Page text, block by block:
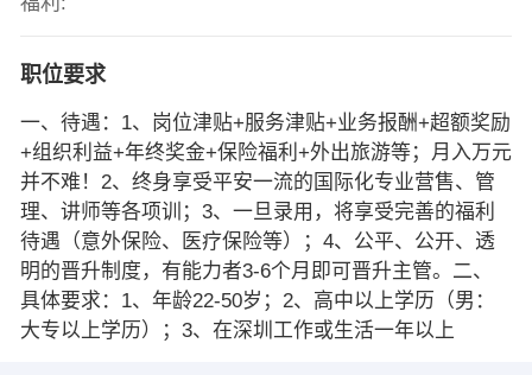
职位要求
一、待遇：1、岗位津贴+服务津贴+业务报酬+超额奖励
+组织利益+年终奖金+保险福利+外出旅游等；月入万元
并不难！2、终身享受平安一流的国际化专业营售、管
理、讲师等各项训；3、一旦录用，将享受完善的福利
待遇（意外保险、医疗保险等）；4、公平、公开、透
明的晋升制度，有能力者3-6个月即可晋升主管。二、
具体要求：1、年龄22-50岁；2、高中以上学历（男：
大专以上学历）；3、在深圳工作或生活一年以上